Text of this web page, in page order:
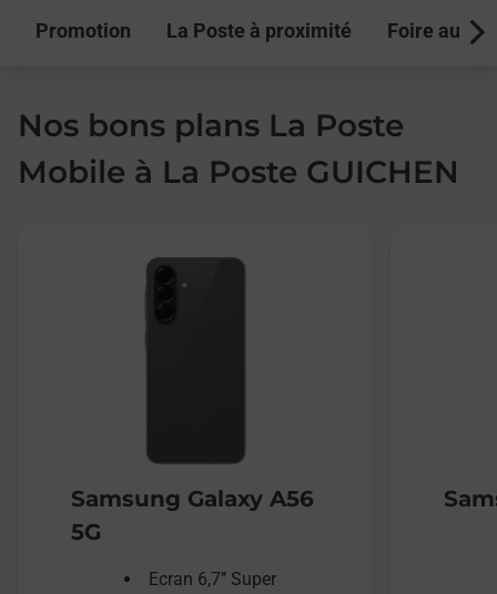
Promotion La Poste à proximité Foire aux
Nos bons plans La Poste
Mobile à La Poste GUICHEN
Samsung Galaxy A56
5G
Ecran 6,7’’ Super